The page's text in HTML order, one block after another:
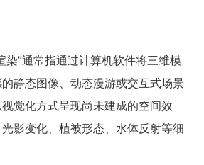
染”通常指通过计算机软件将三维模
静态图像、动态漫游或交互式场景
觉化方式呈现尚未建成的空间效
影变化、植被形态、水体反射等细